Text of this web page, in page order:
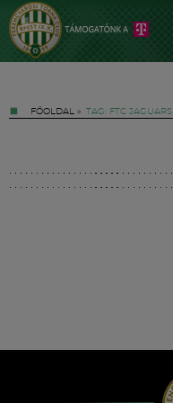
FŐOLDAL » TAG: FTC JAGUARS
Hírek